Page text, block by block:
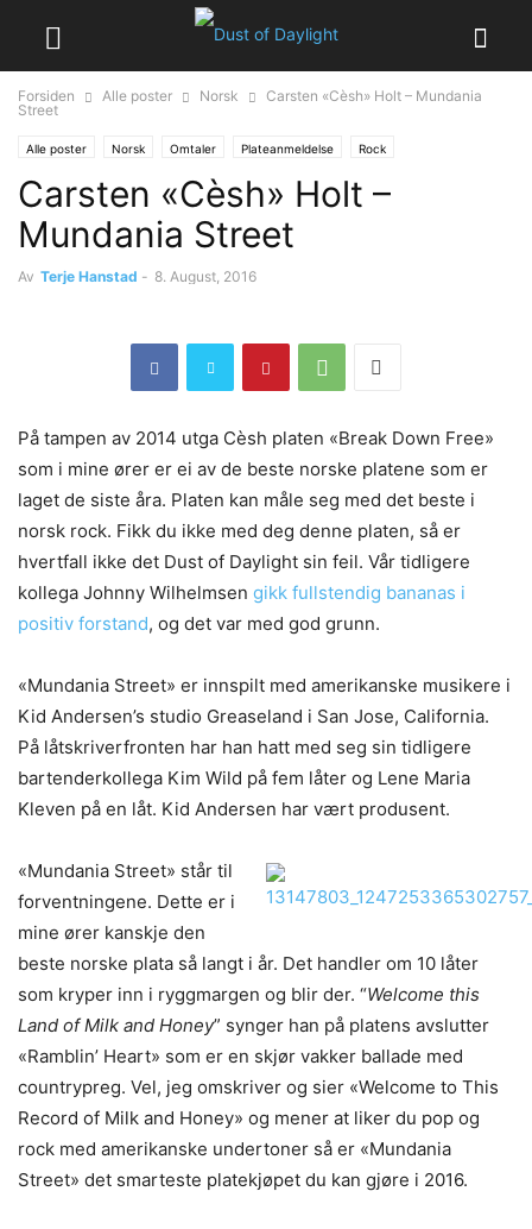
Forsiden Alle poster Norsk
Carsten «Cèsh» Holt – Mundania
Street
Alle poster Norsk Omtaler Plateanmeldelse Rock
Carsten «Cèsh» Holt –
Mundania Street
Av Terje Hanstad - 8. August, 2016
På tampen av 2014 utga Cèsh platen «Break Down Free»
som i mine ører er ei av de beste norske platene som er
laget de siste åra. Platen kan måle seg med det beste i
norsk rock. Fikk du ikke med deg denne platen, så er
hvertfall ikke det Dust of Daylight sin feil. Vår tidligere
kollega Johnny Wilhelmsen gikk fullstendig bananas i
positiv forstand, og det var med god grunn.
«Mundania Street» er innspilt med amerikanske musikere i
Kid Andersen’s studio Greaseland i San Jose, California.
På låtskriverfronten har han hatt med seg sin tidligere
bartenderkollega Kim Wild på fem låter og Lene Maria
Kleven på en låt. Kid Andersen har vært produsent.
«Mundania Street» står til
forventningene. Dette er i
mine ører kanskje den
beste norske plata så langt i år. Det handler om 10 låter
som kryper inn i ryggmargen og blir der. “Welcome this
Land of Milk and Honey” synger han på platens avslutter
«Ramblin’ Heart» som er en skjør vakker ballade med
countrypreg. Vel, jeg omskriver og sier «Welcome to This
Record of Milk and Honey» og mener at liker du pop og
rock med amerikanske undertoner så er «Mundania
Street» det smarteste platekjøpet du kan gjøre i 2016.